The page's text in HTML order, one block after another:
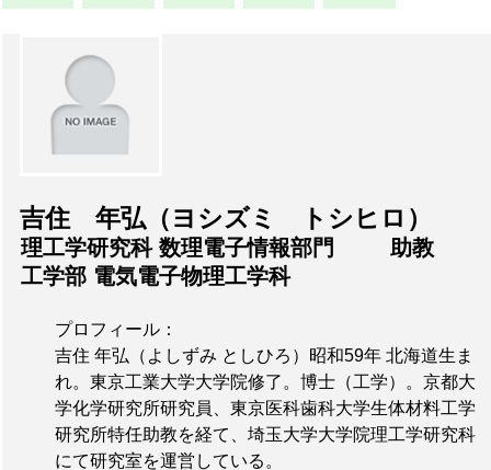
吉住 年弘（ヨシズミ トシヒロ）
理工学研究科 数理電子情報部門
助教
工学部 電気電子物理工学科
プロフィール：
吉住 年弘（よしずみ としひろ）昭和59年 北海道生ま
れ。東京工業大学大学院修了。博士（工学）。京都大
学化学研究所研究員、東京医科歯科大学生体材料工学
研究所特任助教を経て、埼玉大学大学院理工学研究科
にて研究室を運営している。